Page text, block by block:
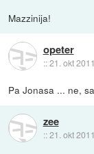
Mazzinija!
opeter
::21. okt
Pa Jonasa ... ne,
zee
::21. okt